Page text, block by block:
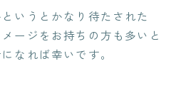
いうとかなり待たされた
ージをお持ちの方も多いと
なれば幸いです。